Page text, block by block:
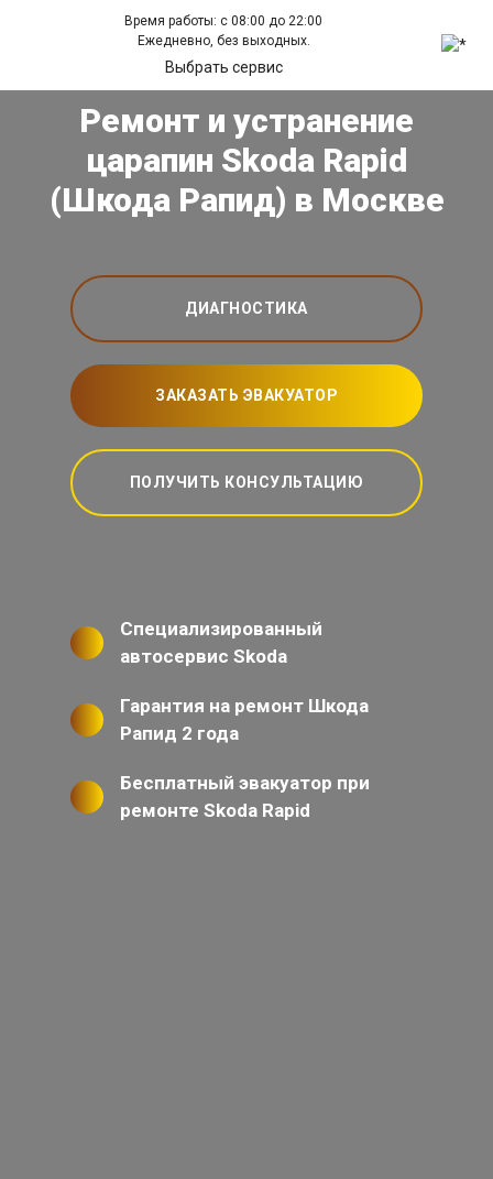
Время работы: с 08:00 до 22:00
Ежедневно, без выходных.
Выбрать сервис
Ремонт и устранение
царапин Skoda Rapid
(Шкода Рапид) в Москве
ДИАГНОСТИКА
ЗАКАЗАТЬ ЭВАКУАТОР
ПОЛУЧИТЬ КОНСУЛЬТАЦИЮ
Специализированный
автосервис Skoda
Гарантия на ремонт Шкода
Рапид 2 года
Бесплатный эвакуатор при
ремонте Skoda Rapid